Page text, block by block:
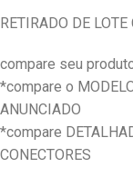
RETIRADO DE
compare seu
*compare o
ANUNCIADO
*compare
CONECTORES